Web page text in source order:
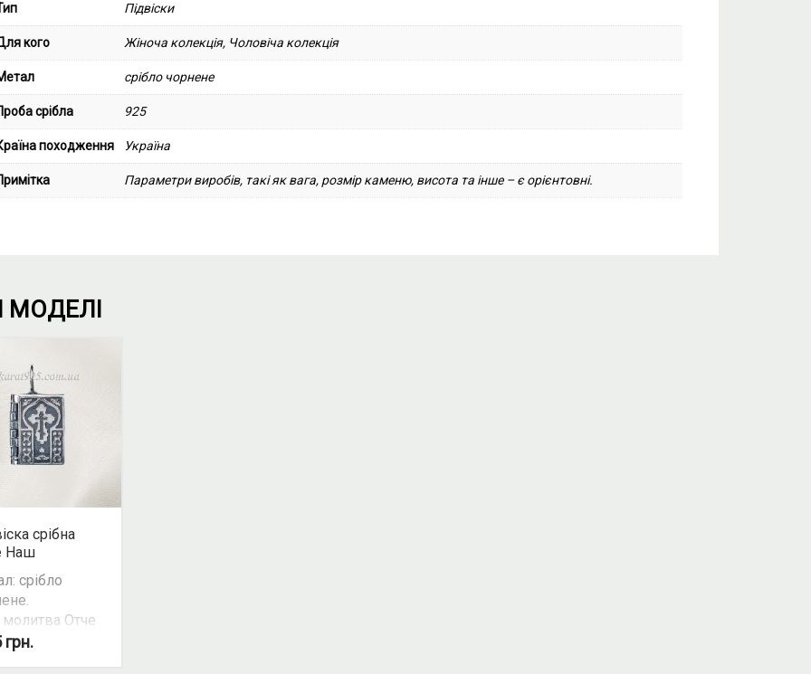
Підвіски
кого Жіноча колекція, Чоловіча колекція
срібло чорнене
срібла 925
походження Україна
Параметри виробів, такі як вага, розмір каменю, висота та інше – є орієнтовні.
МОДЕЛІ
срібна
Наш
срібло
Отче
грн.